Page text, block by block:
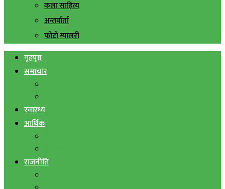
कला साहित्य
अन्तर्वार्ता
फोटो ग्यालरी
गृहपृष्ठ
समाचार
स्वास्थ्य
आर्थिक
राजनीति